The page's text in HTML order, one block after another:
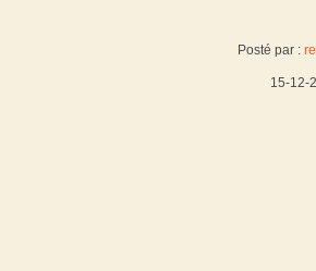
Posté par :
15-12-